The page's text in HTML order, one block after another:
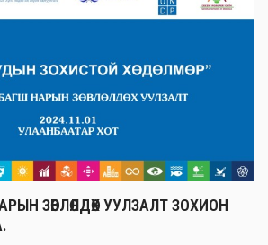
ЗӨВЛӨЛДӨХ УУЛЗАЛТ ЗОХИОН